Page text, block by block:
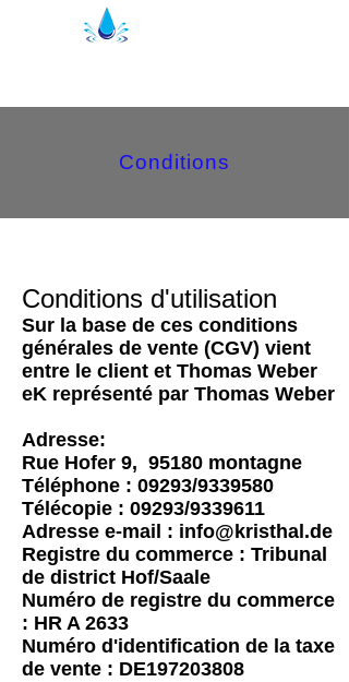
Conditions
Conditions d'utilisation
Sur la base de ces conditions
générales de vente (CGV) vient
entre le client et Thomas Weber
eK représenté par Thomas Weber
Adresse:
Rue Hofer 9, 95180 montagne
Téléphone : 09293/9339580
Télécopie : 09293/9339611
Adresse e-mail : info@kristhal.de
Registre du commerce : Tribunal
de district Hof/Saale
Numéro de registre du commerce
: HR A 2633
Numéro d'identification de la taxe
de vente : DE197203808